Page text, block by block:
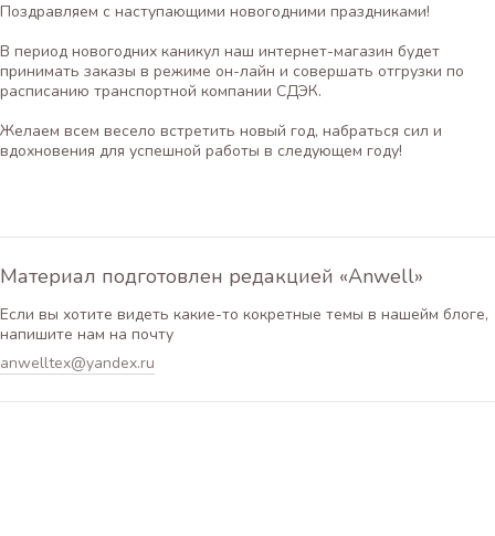
Поздравляем с наступающими новогодними праздниками!
В период новогодних каникул наш интернет-магазин будет
принимать заказы в режиме он-лайн и совершать отгрузки по
расписанию транспортной компании СДЭК.
Желаем всем весело встретить новый год, набраться сил и
вдохновения для успешной работы в следующем году!
Материал подготовлен редакцией «Anwell»
Если вы хотите видеть какие-то кокретные темы в нашейм блоге,
напишите нам на почту
anwelltex@yandex.ru